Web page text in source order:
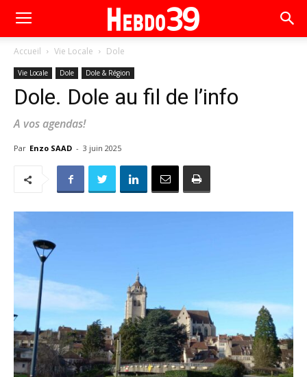
Accueil Vie Locale Dole
Vie Locale Dole Dole & Région
Dole. Dole au fil de l’info
A vos agendas!
Par Enzo SAAD - 3 juin 2025